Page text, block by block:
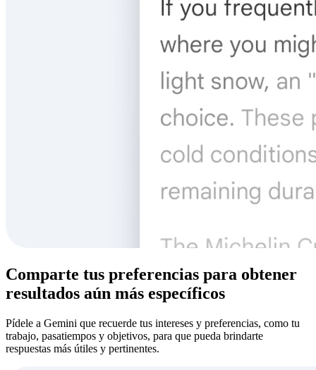
Comparte tus preferencias para obtener
resultados aún más específicos
Pídele a Gemini que recuerde tus intereses y preferencias, como tu
trabajo, pasatiempos y objetivos, para que pueda brindarte
respuestas más útiles y pertinentes.